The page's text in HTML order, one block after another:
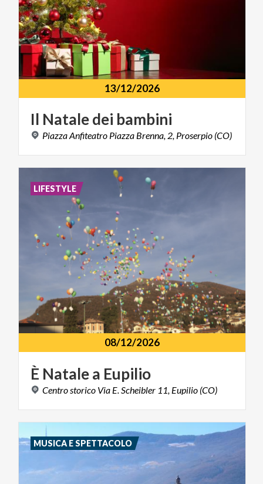
13/12/2026
Il Nataledei bambini
PiazzaAnfiteatro Piazza Brenna, 2, Proserpio (CO)
08/12/2026
È Natalea Eupilio
Centro storico Via E. Scheibler 11, Eupilio (CO)
LIFESTYLE
MUSICA E SPETTACOLO